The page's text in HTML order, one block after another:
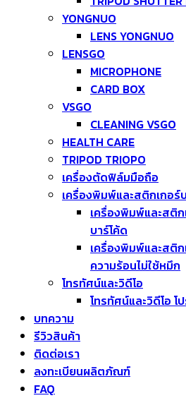
YONGNUO
LENS YONGNUO
LENSGO
MICROPHONE
CARD BOX
VSGO
CLEANING VSGO
HEALTH CARE
TRIPOD TRIOPO
เครื่องตัดฟิล์มมือถือ
เครื่องพิมพ์และสติกเกอร์
เครื่องพิมพ์และสติ
บาร์โค้ด
เครื่องพิมพ์และสติ
ความร้อนไม่ใช้หมึก
โทรทัศน์และวิดีโอ
โทรทัศน์และวิดีโอ โ
บทความ
รีวิวสินค้า
ติดต่อเรา
ลงทะเบียนผลิตภัณฑ์
FAQ